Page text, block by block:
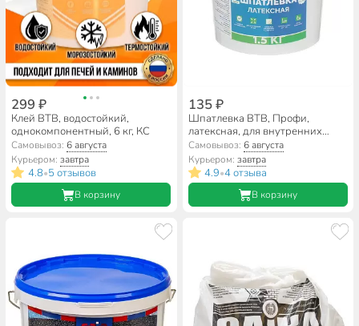
299 ₽
Клей ВТВ, водостойкий,
однокомпонентный, 6 кг, КС
Самовывоз:6 августа
Курьером:завтра
4.8•5 отзывов
В корзину
135 ₽
Шпатлевка ВТВ, Профи,
латексная, для внутренних
работ, 1.5 кг
Самовывоз: 6 августа
Курьером: завтра
4.9•4 отзыва
В корзину